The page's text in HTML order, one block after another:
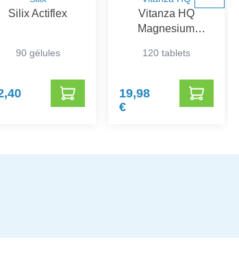
Silix Actiflex
90 gélules
Vitanza HQ
Magnesium
120 tablets
19,98
€